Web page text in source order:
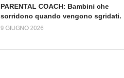
PARENTAL COACH: Bambini che
sorridono quando vengono sgridati.
9 GIUGNO 2026